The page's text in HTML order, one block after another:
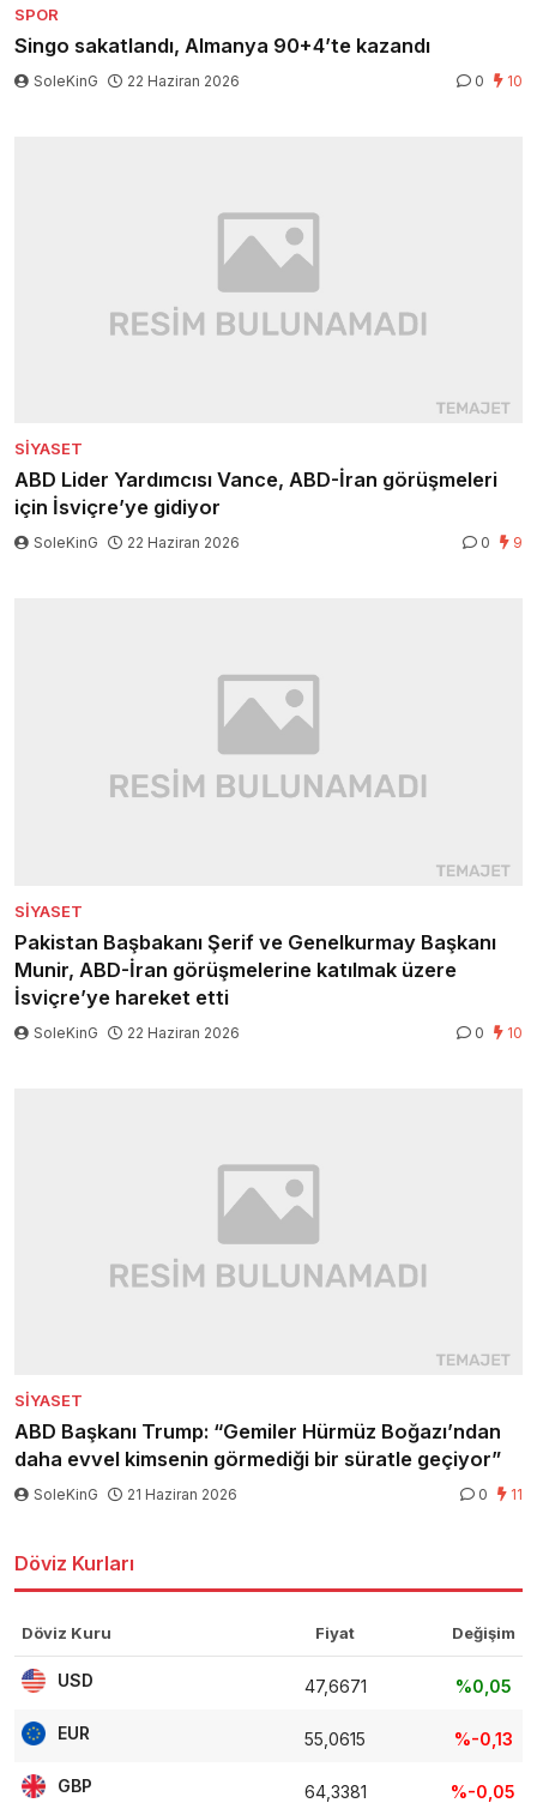
SPOR
Singo sakatlandı, Almanya 90+4’te kazandı
SoleKinG 22 Haziran 2026 0 10
SIYASET
ABD Lider Yardımcısı Vance, ABD-İran görüşmeleri
için İsviçre’ye gidiyor
SoleKinG 22 Haziran 2026 0 9
SIYASET
Pakistan Başbakanı Şerif ve Genelkurmay Başkanı
Munir, ABD-İran görüşmelerine katılmak üzere
İsviçre’ye hareket etti
SoleKinG 22 Haziran 2026 0 10
SIYASET
ABD Başkanı Trump: “Gemiler Hürmüz Boğazı’ndan
daha evvel kimsenin görmediği bir süratle geçiyor”
SoleKinG 21 Haziran 2026 0 11
Döviz Kurları
Döviz Kuru Fiyat Değişim
USD 47,6671 %0,05
EUR 55,0615 %-0,13
GBP 64,3381 %-0,05